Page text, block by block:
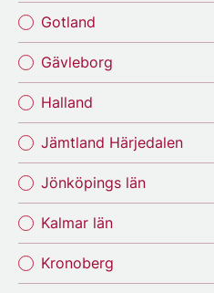
Gotland
Gävleborg
Halland
Jämtland Härjedalen
Jönköpings län
Kalmar län
Kronoberg